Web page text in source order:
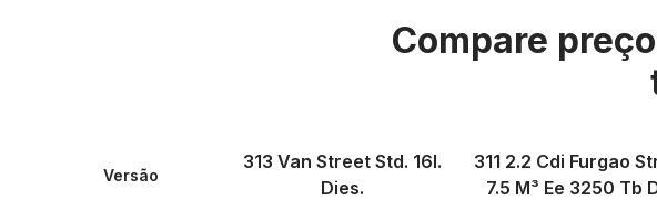
Compare
Versão
313 Van Street Std. 16l.
Dies.
311 2.2 Cdi Furgao
7.5 M³ Ee 3250 Tb